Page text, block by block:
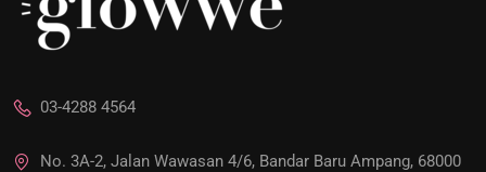
03-4288 4564
No. 3A-2, Jalan Wawasan 4/6, Bandar Baru Ampang, 68000